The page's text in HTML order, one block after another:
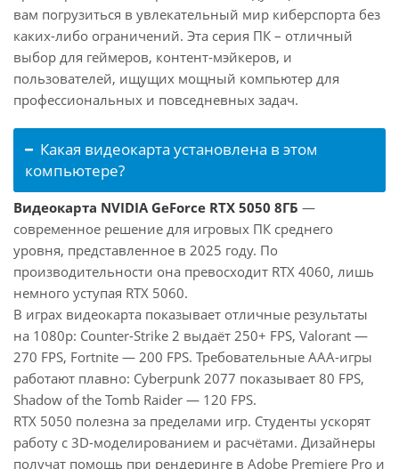
вам погрузиться в увлекательный мир киберспорта без
каких-либо ограничений. Эта серия ПК – отличный
выбор для геймеров, контент-мэйкеров, и
пользователей, ищущих мощный компьютер для
профессиональных и повседневных задач.
Какая видеокарта установлена в этом
компьютере?
Видеокарта NVIDIA GeForce RTX 5050 8ГБ —
современное решение для игровых ПК среднего
уровня, представленное в 2025 году. По
производительности она превосходит RTX 4060, лишь
немного уступая RTX 5060.
В играх видеокарта показывает отличные результаты
на 1080p: Counter-Strike 2 выдаёт 250+ FPS, Valorant —
270 FPS, Fortnite — 200 FPS. Требовательные AAA-игры
работают плавно: Cyberpunk 2077 показывает 80 FPS,
Shadow of the Tomb Raider — 120 FPS.
RTX 5050 полезна за пределами игр. Студенты ускорят
работу с 3D-моделированием и расчётами. Дизайнеры
получат помощь при рендеринге в Adobe Premiere Pro и